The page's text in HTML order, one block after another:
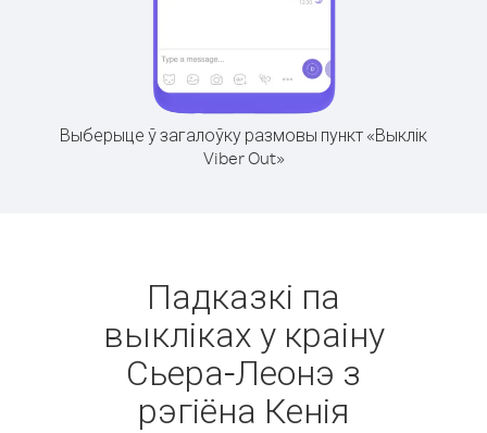
Выберыце ў загалоўку размовы пункт «Выклік
Viber Out»
Падказкі па
выкліках у краіну
Сьера-Леонэ з
рэгіёна Кенія